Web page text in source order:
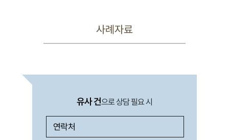
사례자료
유사 건으로 상담 필요 시